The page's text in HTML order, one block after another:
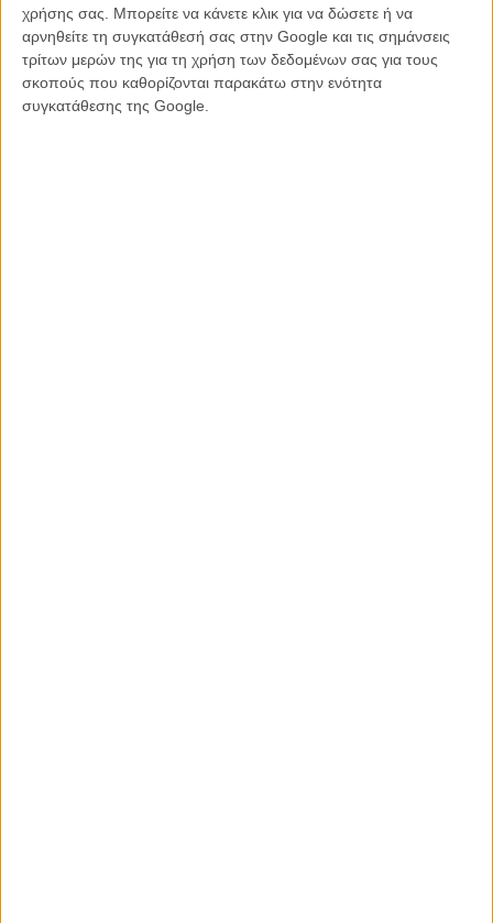
χρήσης σας. Μπορείτε να κάνετε κλικ για να δώσετε ή να
αρνηθείτε τη συγκατάθεσή σας στην Google και τις σημάνσεις
τρίτων μερών της για τη χρήση των δεδομένων σας για τους
σκοπούς που καθορίζονται παρακάτω στην ενότητα
συγκατάθεσης της Google.
Διαβάστε ακόμα:Μισό αιώνα μετά, η «Λάθος Κίνηση» μπαίνει
στο συρτάρι. H απόφαση του Βιμ Βέντερς που ανοίγει μια
μεγάλη συζήτηση